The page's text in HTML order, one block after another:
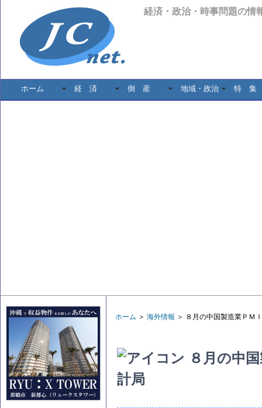
経済・政治・時事問題の情
ホーム 経 済 倒 産 地域・政治 特 集
ホーム ＞ 海外情報 ＞ ８月の中国製造業ＰＭ
８月の中
計局